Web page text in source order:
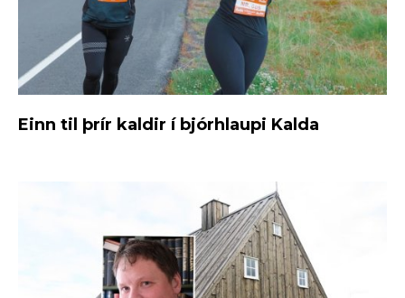
Einn til þrír kaldir í bjórhlaupi Kalda